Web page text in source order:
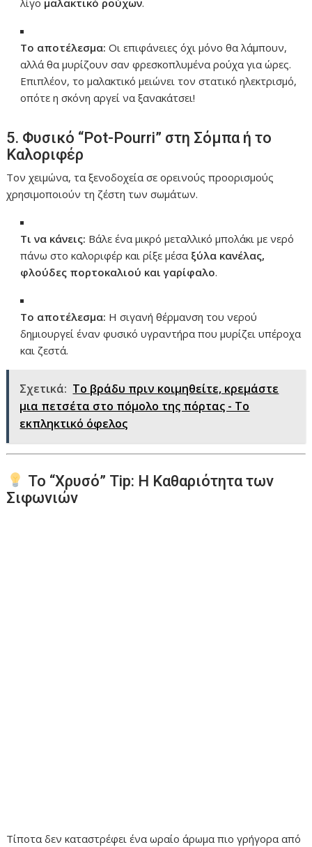
Το αποτέλεσμα: Οι επιφάνειες όχι μόνο θα λάμπουν,
αλλά θα μυρίζουν σαν φρεσκοπλυμένα ρούχα για ώρες.
Επιπλέον, το μαλακτικό μειώνει τον στατικό ηλεκτρισμό,
οπότε η σκόνη αργεί να ξανακάτσει!
5. Φυσικό “Pot-Pourri” στη Σόμπα ή το
Καλοριφέρ
Τον χειμώνα, τα ξενοδοχεία σε ορεινούς προορισμούς
χρησιμοποιούν τη ζέστη των σωμάτων.
Τι να κάνεις: Βάλε ένα μικρό μεταλλικό μπολάκι με νερό
πάνω στο καλοριφέρ και ρίξε μέσα ξύλα κανέλας,
φλούδες πορτοκαλιού και γαρίφαλο.
Το αποτέλεσμα: Η σιγανή θέρμανση του νερού
δημιουργεί έναν φυσικό υγραντήρα που μυρίζει υπέροχα
και ζεστά.
Σχετικά: Το βράδυ πριν κοιμηθείτε, κρεμάστε
μια πετσέτα στο πόμολο της πόρτας - Το
εκπληκτικό όφελος
Το “Χρυσό” Tip: Η Καθαριότητα των
Σιφωνιών
Τίποτα δεν καταστρέφει ένα ωραίο άρωμα πιο γρήγορα από